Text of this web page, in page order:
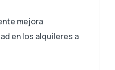
mejora
en los alquileres a